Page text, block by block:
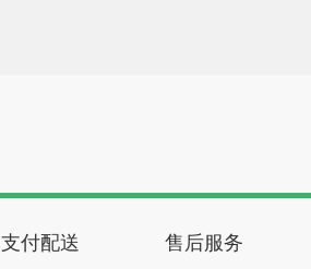
支付配送 售后服务